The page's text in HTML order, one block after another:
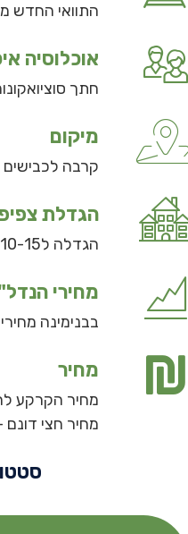
התוואי החדש
אוכלוסיה
חתך
מיקום
קרבה לכבישים 4 ו-6, 40 דקות נסיעה מתל אביב ו40 דקות נסיעה מחיפה
הגדלת
הגדלה ל10-15 יחי’ לדונם
מחירי
בבנימינה
מחיר
מחיר הקרקע לרבע
מחיר חצי דונם - 260,000